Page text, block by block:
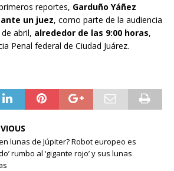
reportes, Garduño Yáñez
un juez, como parte de la audiencia
abril, alrededor de las 9:00 horas,
Penal federal de Ciudad Juárez.
lunas de Júpiter? Robot europeo es
rumbo al ‘gigante rojo’ y sus lunas